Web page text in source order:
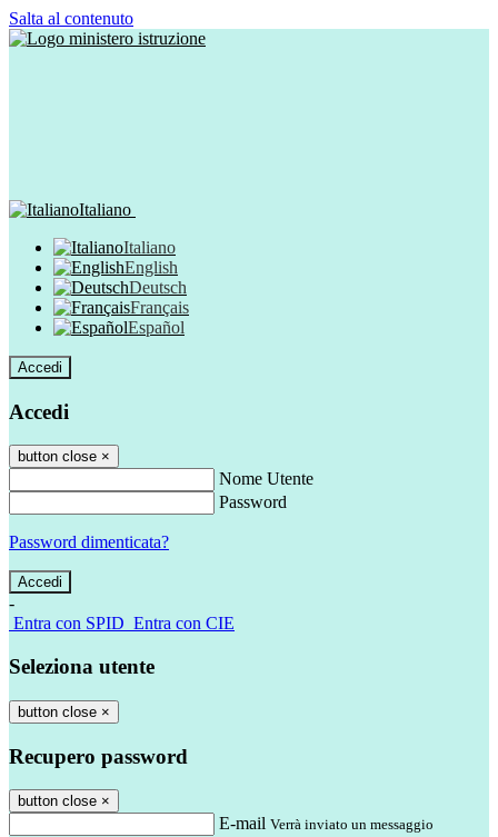
Salta al contenuto
Italiano
Italiano
English
Deutsch
Français
Español
Accedi
Accedi
button close ×
Nome Utente
Password
Password dimenticata?
-
Entra con SPID Entra con CIE
Seleziona utente
button close ×
Recupero password
button close ×
E-mail Verrà inviato un messaggio